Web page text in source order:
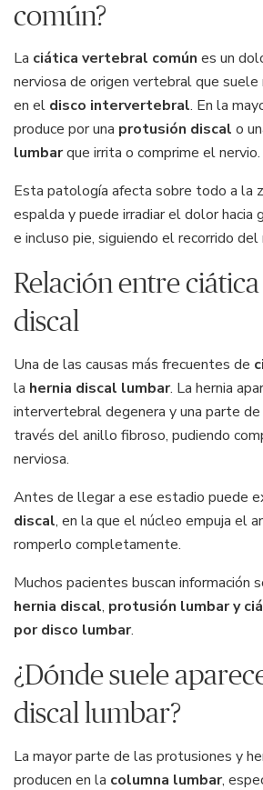
común?
La ciática vertebral común es un
nerviosa de origen vertebral que
en el disco intervertebral. En la
produce por una protusión discal o
lumbarque irrita o comprime el nervio.
Esta patología afecta sobre todo a la
espalda y puede irradiar el dolor hacia
e incluso pie, siguiendo el recorrido del
Relación entre
discal
Una de las causas más frecuentes de
la hernia discal lumbar. La hernia
intervertebral degenera y una parte
través del anillo fibroso, pudiendo
nerviosa.
Antes de llegar a ese estadio puede
discal, en la que el núcleo empuja el
romperlo completamente.
Muchos pacientes buscan información
hernia discal, protusión lumbar y
por disco lumbar.
¿Dónde suele
discal lumbar?
La mayor parte de las protusiones y
producen en la columna lumbar,